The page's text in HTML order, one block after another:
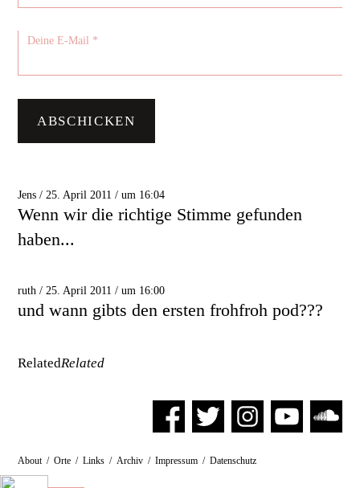
Jens / 25. April 2011 / um 16:04
Wenn wir die richtige Stimme gefunden
haben...
ruth / 25. April 2011 / um 16:00
und wann gibts den ersten frohfroh pod???
RelatedRelated
About / Orte / Links / Archiv / Impressum / Datenschutz